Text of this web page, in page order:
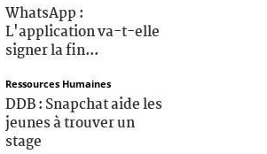
WhatsApp :
L'application va-t-elle
signer la fin...
Ressources Humaines
DDB : Snapchat aide les
jeunes à trouver un
stage